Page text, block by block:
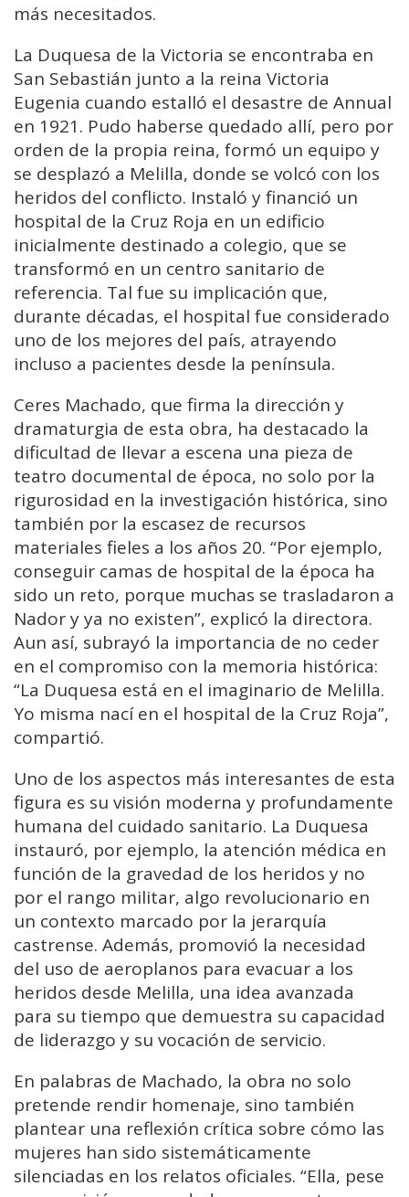
más necesitados.
La Duquesa de la Victoria se encontraba en
San Sebastián junto a la reina Victoria
Eugenia cuando estalló el desastre de Annual
en 1921. Pudo haberse quedado allí, pero por
orden de la propia reina, formó un equipo y
se desplazó a Melilla, donde se volcó con los
heridos del conflicto. Instaló y financió un
hospital de la Cruz Roja en un edificio
inicialmente destinado a colegio, que se
transformó en un centro sanitario de
referencia. Tal fue su implicación que,
durante décadas, el hospital fue considerado
uno de los mejores del país, atrayendo
incluso a pacientes desde la península.
Ceres Machado, que firma la dirección y
dramaturgia de esta obra, ha destacado la
dificultad de llevar a escena una pieza de
teatro documental de época, no solo por la
rigurosidad en la investigación histórica, sino
también por la escasez de recursos
materiales fieles a los años 20. “Por ejemplo,
conseguir camas de hospital de la época ha
sido un reto, porque muchas se trasladaron a
Nador y ya no existen”, explicó la directora.
Aun así, subrayó la importancia de no ceder
en el compromiso con la memoria histórica:
“La Duquesa está en el imaginario de Melilla.
Yo misma nací en el hospital de la Cruz Roja”,
compartió.
Uno de los aspectos más interesantes de esta
figura es su visión moderna y profundamente
humana del cuidado sanitario. La Duquesa
instauró, por ejemplo, la atención médica en
función de la gravedad de los heridos y no
por el rango militar, algo revolucionario en
un contexto marcado por la jerarquía
castrense. Además, promovió la necesidad
del uso de aeroplanos para evacuar a los
heridos desde Melilla, una idea avanzada
para su tiempo que demuestra su capacidad
de liderazgo y su vocación de servicio.
En palabras de Machado, la obra no solo
pretende rendir homenaje, sino también
plantear una reflexión crítica sobre cómo las
mujeres han sido sistemáticamente
silenciadas en los relatos oficiales. “Ella, pese